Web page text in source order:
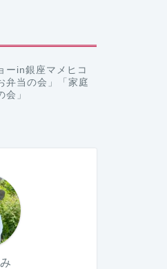
ーin銀座マメヒコ
弁当の会」「家庭
会」